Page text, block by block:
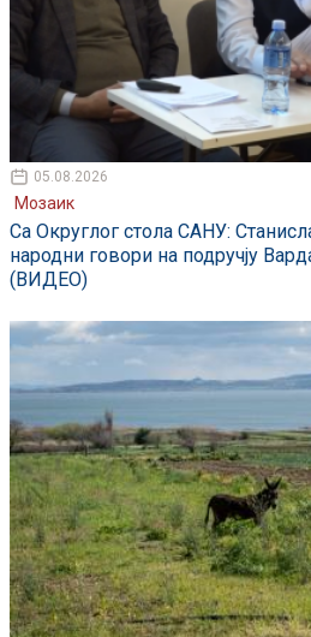
05.08.2026
Мозаик
Са Округлог стола САНУ:
народни говори на подручју
(ВИДЕО)